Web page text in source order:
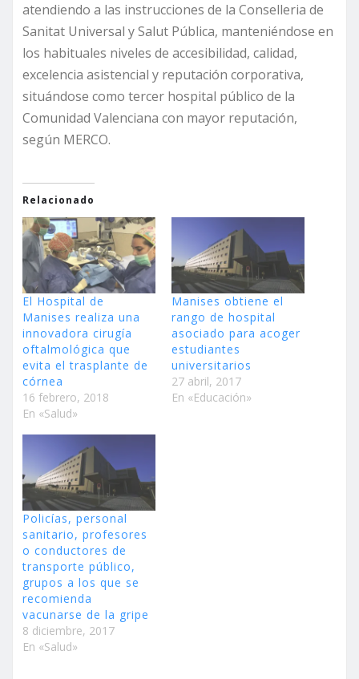
atendiendo a las instrucciones de la Conselleria de
Sanitat Universal y Salut Pública, manteniéndose en
los habituales niveles de accesibilidad, calidad,
excelencia asistencial y reputación corporativa,
situándose como tercer hospital público de la
Comunidad Valenciana con mayor reputación,
según MERCO.
Relacionado
El Hospital de
Manises realiza una
innovadora cirugía
oftalmológica que
evita el trasplante de
córnea
16 febrero, 2018
En «Salud»
Manises obtiene el
rango de hospital
asociado para acoger
estudiantes
universitarios
27 abril, 2017
En «Educación»
Policías, personal
sanitario, profesores
o conductores de
transporte público,
grupos a los que se
recomienda
vacunarse de la gripe
8 diciembre, 2017
En «Salud»